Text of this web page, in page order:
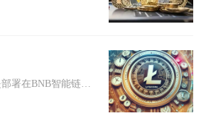
AVC全称AlterVerse，是部署在BNB智能链上的BE...